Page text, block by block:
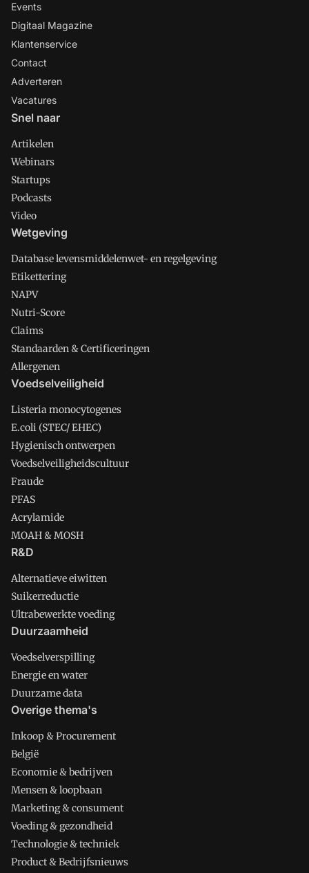
Events
Digitaal Magazine
Klantenservice
Contact
Adverteren
Vacatures
Snel naar
Artikelen
Webinars
Startups
Podcasts
Video
Wetgeving
Database levensmiddelenwet- en regelgeving
Etikettering
NAPV
Nutri-Score
Claims
Standaarden & Certificeringen
Allergenen
Voedselveiligheid
Listeria monocytogenes
E.coli (STEC/ EHEC)
Hygienisch ontwerpen
Voedselveiligheidscultuur
Fraude
PFAS
Acrylamide
MOAH & MOSH
R&D
Alternatieve eiwitten
Suikerreductie
Ultrabewerkte voeding
Duurzaamheid
Voedselverspilling
Energie en water
Duurzame data
Overige thema's
Inkoop & Procurement
België
Economie & bedrijven
Mensen & loopbaan
Marketing & consument
Voeding & gezondheid
Technologie & techniek
Product & Bedrijfsnieuws